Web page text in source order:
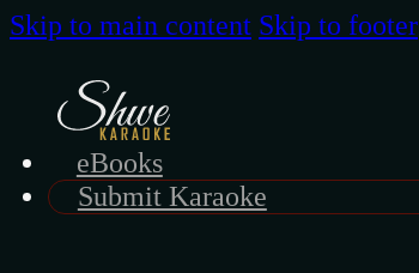
Skip to main content Skip to footer
eBooks
Submit Karaoke